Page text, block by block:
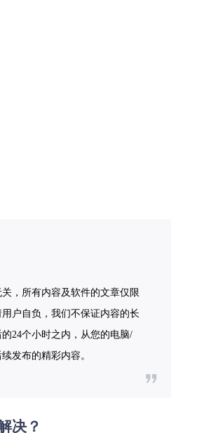
，所有内容及软件的文章仅限
户自负，我们不保证内容的长
24个小时之内，从您的电脑/
发布的精彩内容。
决？